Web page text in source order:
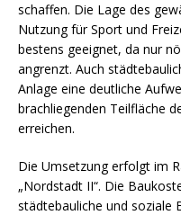
schaffen. Die Lage des
Nutzung für Sport und
bestens geeignet, da nur
angrenzt. Auch
Anlage eine deutliche
brachliegenden Teilfläche
erreichen.
Die Umsetzung erfolgt im
„Nordstadt II“. Die
städtebauliche und soziale